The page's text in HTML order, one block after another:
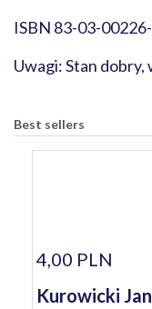
ISBN 83-03-
Uwagi: Stan
Best sellers
4,00 PLN
Kurowicki